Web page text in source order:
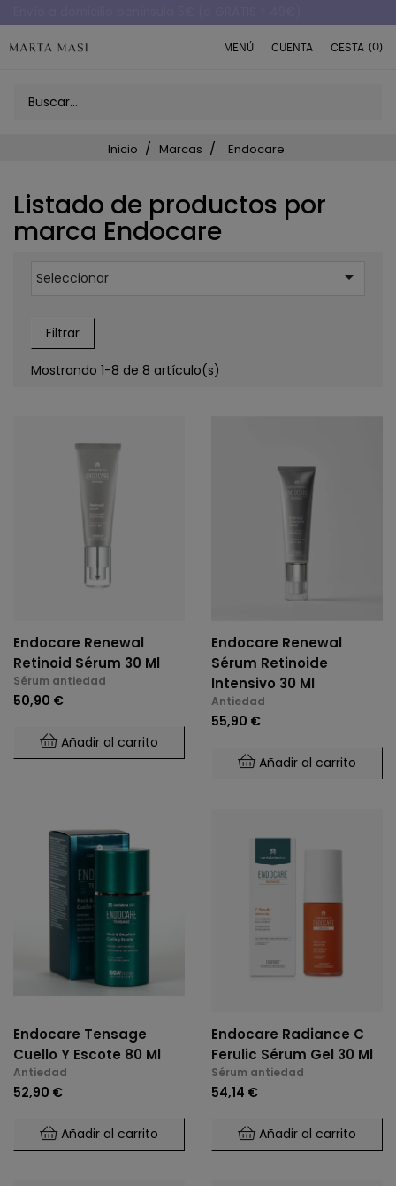
MENÚ CUENTA CESTA (0)
Inicio Marcas Endocare
Listado de productos por
marca Endocare
Seleccionar 
Filtrar
Mostrando 1-8 de 8 artículo(s)
Endocare Renewal
Retinoid Sérum 30 Ml
Sérum antiedad
50,90 €
Añadir al carrito
Endocare Renewal
Sérum Retinoide
Intensivo 30 Ml
Antiedad
55,90 €
Añadir al carrito
Endocare Tensage
Cuello Y Escote 80 Ml
Antiedad
52,90 €
Añadir al carrito
Endocare Radiance C
Ferulic Sérum Gel 30 Ml
Sérum antiedad
54,14 €
Añadir al carrito